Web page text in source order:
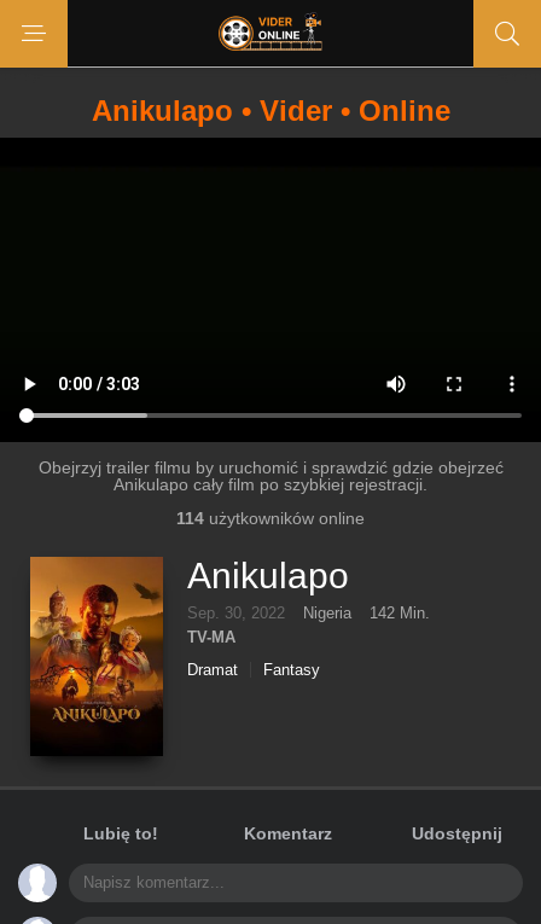
Anikulapo • Vider • Online
Obejrzyj trailer filmu by uruchomić i sprawdzić gdzie obejrzeć
Anikulapo cały film po szybkiej rejestracji.
114 użytkowników online
Anikulapo
Sep. 30, 2022 Nigeria
142 Min.
TV-MA
Dramat
Fantasy
Lubię to! Komentarz Udostępnij